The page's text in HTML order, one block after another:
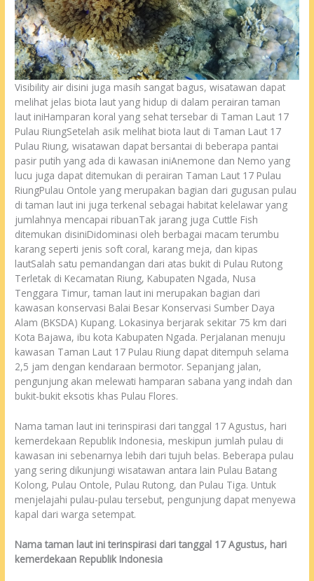
Visibility air disini juga masih sangat bagus, wisatawan dapat
melihat jelas biota laut yang hidup di dalam perairan taman
laut iniHamparan koral yang sehat tersebar di Taman Laut 17
Pulau RiungSetelah asik melihat biota laut di Taman Laut 17
Pulau Riung, wisatawan dapat bersantai di beberapa pantai
pasir putih yang ada di kawasan iniAnemone dan Nemo yang
lucu juga dapat ditemukan di perairan Taman Laut 17 Pulau
RiungPulau Ontole yang merupakan bagian dari gugusan pulau
di taman laut ini juga terkenal sebagai habitat kelelawar yang
jumlahnya mencapai ribuanTak jarang juga Cuttle Fish
ditemukan disiniDidominasi oleh berbagai macam terumbu
karang seperti jenis soft coral, karang meja, dan kipas
lautSalah satu pemandangan dari atas bukit di Pulau Rutong
Terletak di Kecamatan Riung, Kabupaten Ngada, Nusa
Tenggara Timur, taman laut ini merupakan bagian dari
kawasan konservasi Balai Besar Konservasi Sumber Daya
Alam (BKSDA) Kupang. Lokasinya berjarak sekitar 75 km dari
Kota Bajawa, ibu kota Kabupaten Ngada. Perjalanan menuju
kawasan Taman Laut 17 Pulau Riung dapat ditempuh selama
2,5 jam dengan kendaraan bermotor. Sepanjang jalan,
pengunjung akan melewati hamparan sabana yang indah dan
bukit-bukit eksotis khas Pulau Flores.
Nama taman laut ini terinspirasi dari tanggal 17 Agustus, hari
kemerdekaan Republik Indonesia, meskipun jumlah pulau di
kawasan ini sebenarnya lebih dari tujuh belas. Beberapa pulau
yang sering dikunjungi wisatawan antara lain Pulau Batang
Kolong, Pulau Ontole, Pulau Rutong, dan Pulau Tiga. Untuk
menjelajahi pulau-pulau tersebut, pengunjung dapat menyewa
kapal dari warga setempat.
Nama taman laut ini terinspirasi dari tanggal 17 Agustus, hari
kemerdekaan Republik Indonesia